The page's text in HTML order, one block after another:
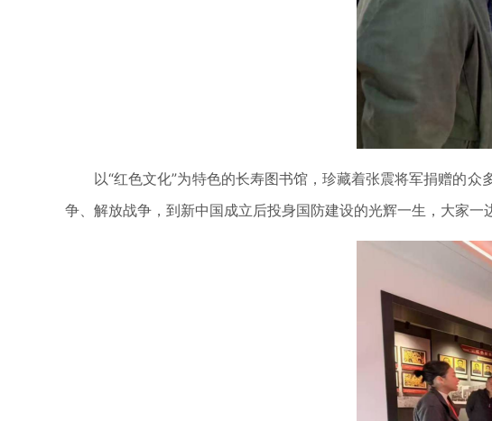
以“红色文化”为特色的长寿图书馆，珍藏着张震将军捐赠的众
争、解放战争，到新中国成立后投身国防建设的光辉一生，大家一